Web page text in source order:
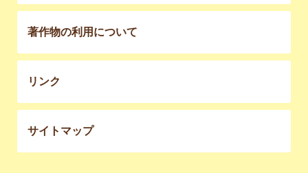
著作物の利用について
リンク
サイトマップ